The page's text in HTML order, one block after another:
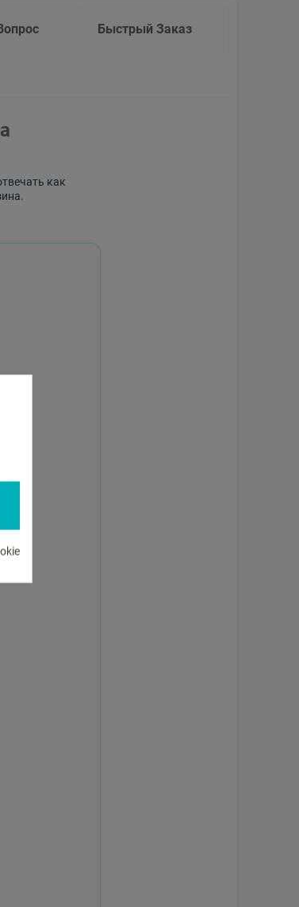
Быстрый Заказ
как